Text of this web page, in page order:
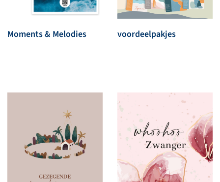
Moments & Melodies voordeelpakjes